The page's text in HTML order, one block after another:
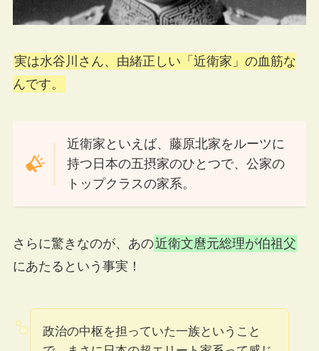
実は水谷川さん、由緒正しい「近衛家」の血筋な
んです。
近衛家といえば、藤原北家をルーツに
持つ日本の五摂家のひとつで、公家の
トップクラスの家系。
さらに驚きなのが、あの近衛文麿元総理が伯祖父
にあたるという事実！
政治の中枢を担っていた一族ということ